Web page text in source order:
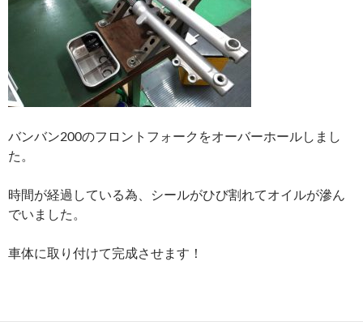
バンバン200のフロントフォークをオーバーホールしまし
た。
時間が経過している為、シールがひび割れてオイルが滲ん
でいました。
車体に取り付けて完成させます！